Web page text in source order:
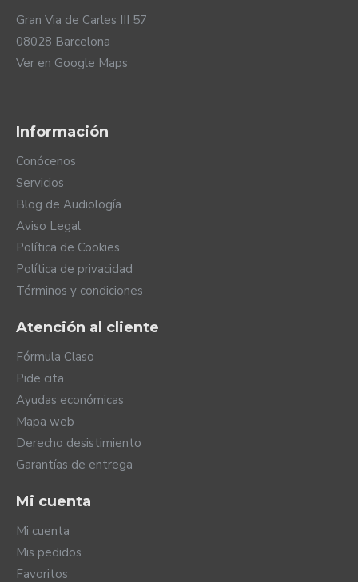
Gran Via de Carles III 57
08028 Barcelona
Ver en Google Maps
Información
Conócenos
Servicios
Blog de Audiología
Aviso Legal
Política de Cookies
Política de privacidad
Términos y condiciones
Atención al cliente
Fórmula Claso
Pide cita
Ayudas económicas
Mapa web
Derecho desistimiento
Garantías de entrega
Mi cuenta
Mi cuenta
Mis pedidos
Favoritos